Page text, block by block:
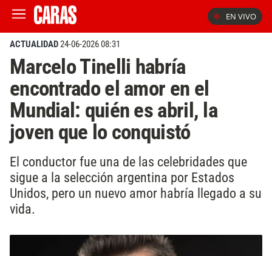
EN VIVO
ACTUALIDAD24-06-2026 08:31
Marcelo Tinelli habría
encontrado el amor en el
Mundial: quién es abril, la
joven que lo conquistó
El conductor fue una de las celebridades que
sigue a la selección argentina por Estados
Unidos, pero un nuevo amor habría llegado a su
vida.